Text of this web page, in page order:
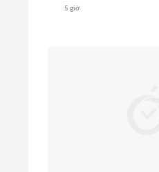
5 giờ